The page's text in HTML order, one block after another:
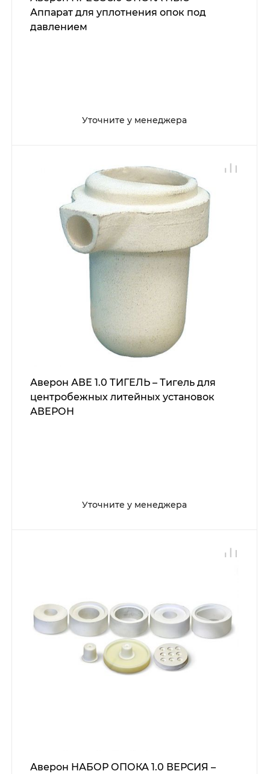
Аппарат для уплотнения опок под
давлением
Уточните у менеджера
Аверон АВЕ 1.0 ТИГЕЛЬ – Тигель для
центробежных литейных установок
АВЕРОН
Уточните у менеджера
Аверон НАБОР ОПОКА 1.0 ВЕРСИЯ –